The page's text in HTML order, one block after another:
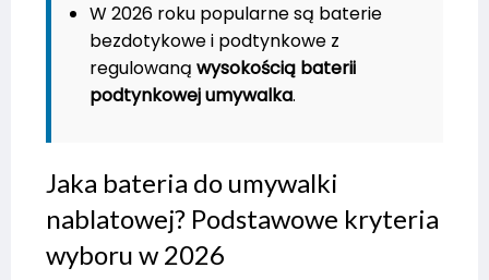
W 2026 roku popularne są baterie
bezdotykowe i podtynkowe z
regulowaną wysokością baterii
podtynkowej umywalka.
Jaka bateria do umywalki
nablatowej? Podstawowe kryteria
wyboru w 2026